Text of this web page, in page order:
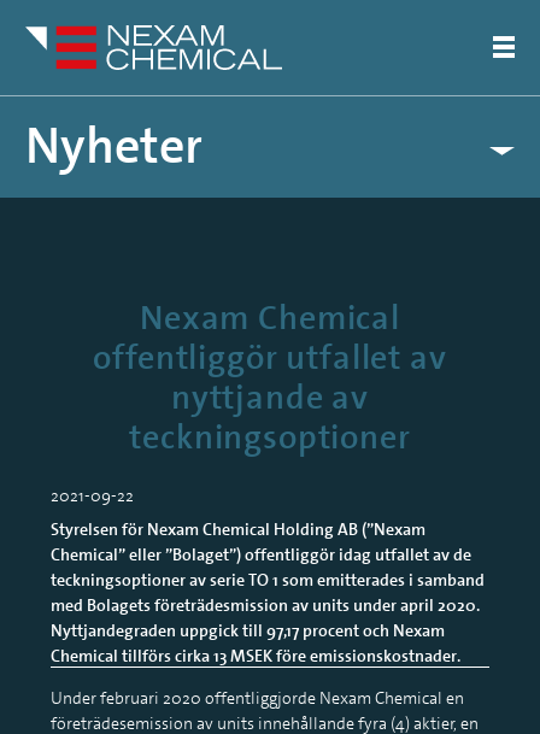
Nyheter
Nexam Chemical
offentliggör utfallet av
nyttjande av
teckningsoptioner
2021-09-22
Styrelsen för Nexam Chemical Holding AB (”Nexam
Chemical” eller ”Bolaget”) offentliggör idag utfallet av de
teckningsoptioner av serie TO 1 som emitterades i samband
med Bolagets företrädesmission av units under april 2020.
Nyttjandegraden uppgick till 97,17 procent och Nexam
Chemical tillförs cirka 13 MSEK före emissionskostnader.
Under februari 2020 offentliggjorde Nexam Chemical en
företrädesemission av units innehållande fyra (4) aktier, en